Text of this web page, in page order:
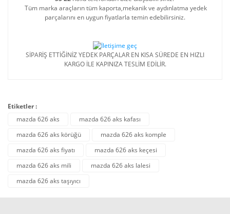
Tüm marka araçların tüm kaporta,mekanik ve aydınlatma yedek
parçalarını en uygun fiyatlarla temin edebilirsiniz.
SİPARİŞ ETTİĞİNİZ YEDEK PARÇALAR EN KISA SÜREDE EN HIZLI
KARGO İLE KAPINIZA TESLİM EDİLİR.
Etiketler :
mazda 626 aks
mazda 626 aks kafası
mazda 626 aks körüğü
mazda 626 aks komple
mazda 626 aks fiyatı
mazda 626 aks keçesi
mazda 626 aks mili
mazda 626 aks lalesi
mazda 626 aks taşıyıcı